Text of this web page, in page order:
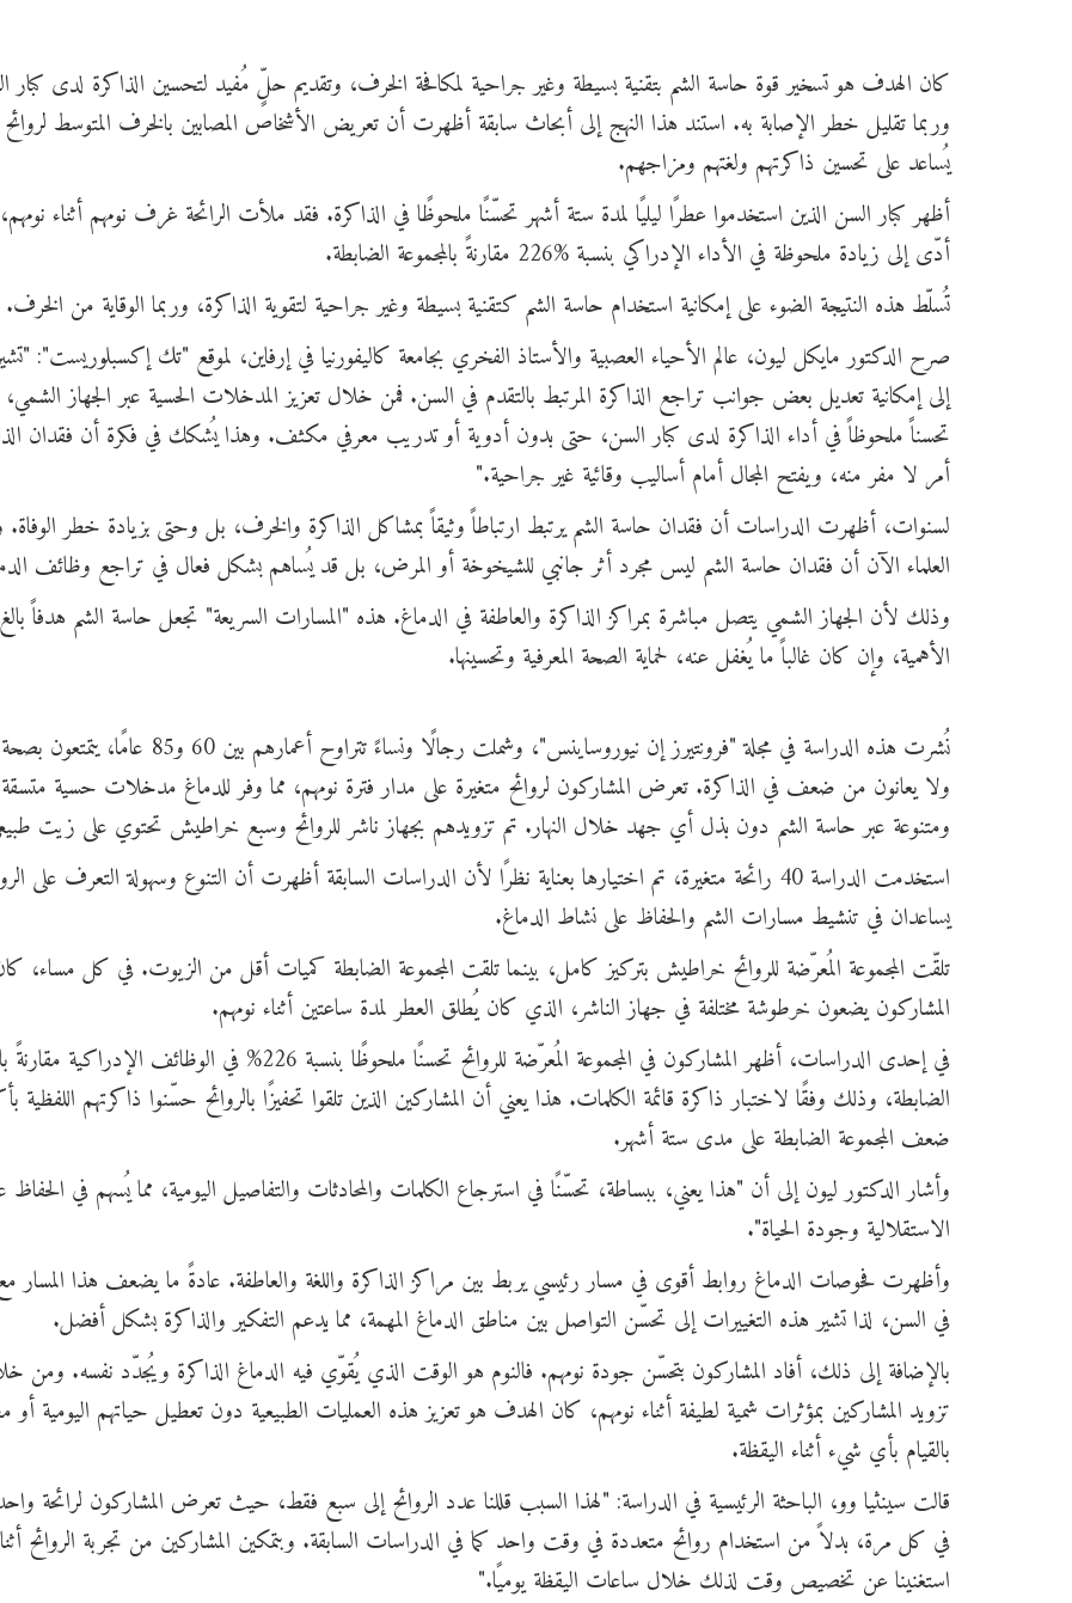
كان الهدف هو تسخير قوة حاسة الشم بتقنية بسيطة وغير جراحية لمكافحة الخرف، وتقديم حلٍّ مُفيد لتحسين الذاكرة لدى كبار
وربما تقليل خطر الإصابة به. استند هذا النهج إلى أبحاث سابقة أظهرت أن تعريض الأشخاص المصابين بالخرف المتوسط لروائح
يُساعد على تحسين ذاكرتهم ولغتهم ومزاجهم.
أظهر كبار السن الذين استخدموا عطرًا ليليًا لمدة ستة أشهر تحسّنًا ملحوظًا في الذاكرة. فقد ملأت الرائحة غرف نومهم أثناء نومهم،
أدّى إلى زيادة ملحوظة في الأداء الإدراكي بنسبة %226 مقارنةً بالمجموعة الضابطة.
تُسلّط هذه النتيجة الضوء على إمكانية استخدام حاسة الشم كتقنية بسيطة وغير جراحية لتقوية الذاكرة، وربما الوقاية من الخرف.
صرح الدكتور مايكل ليون، عالم الأحياء العصبية والأستاذ الفخري بجامعة كاليفورنيا في إرفاين، لموقع "تك إكسبلوريست": "تشير
إلى إمكانية تعديل بعض جوانب تراجع الذاكرة المرتبط بالتقدم في السن. فمن خلال تعزيز المدخلات الحسية عبر الجهاز
تحسناً ملحوظاً في أداء الذاكرة لدى كبار السن، حتى بدون أدوية أو تدريب معرفي مكثف. وهذا يُشكك في فكرة أن فقدان
أمر لا مفر منه، ويفتح المجال أمام أساليب وقائية غير جراحية."
لسنوات، أظهرت الدراسات أن فقدان حاسة الشم يرتبط ارتباطاً وثيقاً بمشاكل الذاكرة والخرف، بل وحتى بزيادة خطر الوفاة.
العلماء الآن أن فقدان حاسة الشم ليس مجرد أثر جانبي للشيخوخة أو المرض، بل قد يُساهم بشكل فعال في تراجع وظائف
وذلك لأن الجهاز الشمي يتصل مباشرة بمراكز الذاكرة والعاطفة في الدماغ. هذه "المسارات السريعة" تجعل حاسة الشم هدفاً بالغ
الأهمية، وإن كان غالباً ما يُغفل عنه، لحماية الصحة المعرفية وتحسينها.
نُشرت هذه الدراسة في مجلة "فرونتيرز إن نيوروساينس"، وشملت رجالًا ونساءً تتراوح أعمارهم
ولا يعانون من ضعف في الذاكرة. تعرض المشاركون لروائح متغيرة على مدار فترة نومهم، مما وفر للدماغ مدخلات حسية متسقة
ومتنوعة عبر حاسة الشم دون بذل أي جهد خلال النهار. تم تزويدهم بجهاز ناشر للروائح وسبع خراطيش تحتوي على زيت
استخدمت الدراسة 40 رائحة متغيرة، تم اختيارها بعناية نظرًا لأن الدراسات السابقة أظهرت أن التنوع وسهولة التعرف على
يساعدان في تنشيط مسارات الشم والحفاظ على نشاط الدماغ.
تلقّت المجموعة المُعرّضة للروائح خراطيش بتركيز كامل، بينما تلقت المجموعة الضابطة كميات أقل من الزيوت. في كل مساء،
المشاركون يضعون خرطوشة مختلفة في جهاز الناشر، الذي كان يُطلق العطر لمدة ساعتين أثناء نومهم.
في إحدى الدراسات، أظهر المشاركون في المجموعة المُعرّضة للروائح تحسنًا ملحوظًا بنسبة 226% في الوظائف
الضابطة، وذلك وفقًا لاختبار ذاكرة قائمة الكلمات. هذا يعني أن المشاركين الذين تلقوا تحفيزًا بالروائح حسّنوا ذاكرتهم اللفظية
ضعف المجموعة الضابطة على مدى ستة أشهر.
وأشار الدكتور ليون إلى أن "هذا يعني، ببساطة، تحسّنًا في استرجاع الكلمات والمحادثات والتفاصيل اليومية، مما يُسهم في الحفاظ
الاستقلالية وجودة الحياة".
وأظهرت فحوصات الدماغ روابط أقوى في مسار رئيسي يربط بين مراكز الذاكرة واللغة والعاطفة. عادةً ما يضعف هذا المسار
في السن، لذا تشير هذه التغييرات إلى تحسّن التواصل بين مناطق الدماغ المهمة، مما يدعم التفكير والذاكرة بشكل أفضل.
بالإضافة إلى ذلك، أفاد المشاركون بتحسّن جودة نومهم. فالنوم هو الوقت الذي يُقوّي فيه الدماغ الذاكرة ويُجدّد نفسه. ومن
تزويد المشاركين بمؤثرات شمية لطيفة أثناء نومهم، كان الهدف هو تعزيز هذه العمليات الطبيعية دون تعطيل حياتهم اليومية أو
بالقيام بأي شيء أثناء اليقظة.
قالت سينثيا وو، الباحثة الرئيسية في الدراسة: "لهذا السبب قللنا عدد الروائح إلى سبع فقط، حيث تعرض المشاركون لرائحة
في كل مرة، بدلاً من استخدام روائح متعددة في وقت واحد كما في الدراسات السابقة. وبتمكين المشاركين من تجربة الروائح
استغنينا عن تخصيص وقت لذلك خلال ساعات اليقظة يوميًا."